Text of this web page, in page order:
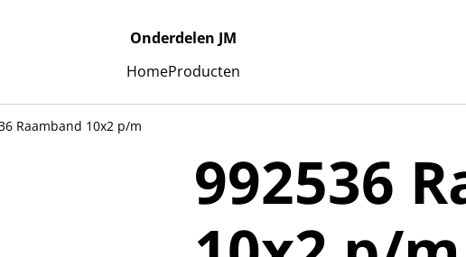
Onderdelen JM
HomeProducten
Raamband 10x2 p/m
992536